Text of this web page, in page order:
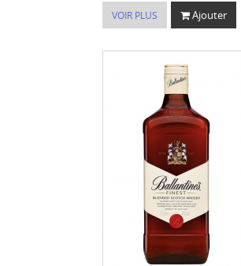
VOIR PLUS Ajouter